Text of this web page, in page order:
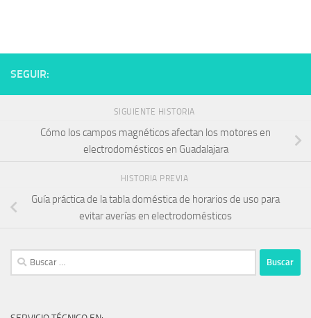
SEGUIR:
SIGUIENTE HISTORIA
Cómo los campos magnéticos afectan los motores en
electrodomésticos en Guadalajara
HISTORIA PREVIA
Guía práctica de la tabla doméstica de horarios de uso para
evitar averías en electrodomésticos
Buscar: